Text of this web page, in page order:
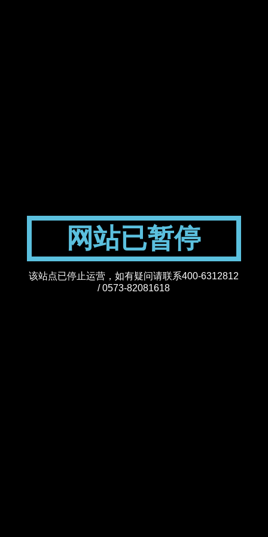
网站已暂停
该站点已停止运营，如有疑问请联系400-6312812
/ 0573-82081618